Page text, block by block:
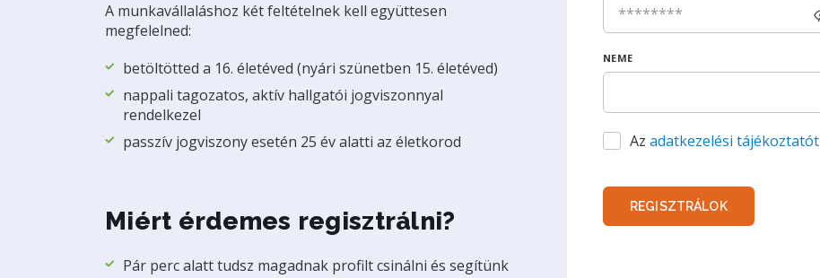
A munkavállaláshoz két feltételnek kell együttesen
megfelelned:
betöltötted a 16. életéved (nyári szünetben 15. életéved)
nappali tagozatos, aktív hallgatói jogviszonnyal
rendelkezel
passzív jogviszony esetén 25 év alatti az életkorod
Miért érdemes regisztrálni?
Pár perc alatt tudsz magadnak profilt csinálni és segítünk
NEME
Az adatkezelési tájékoztatót
REGISZTRÁLOK